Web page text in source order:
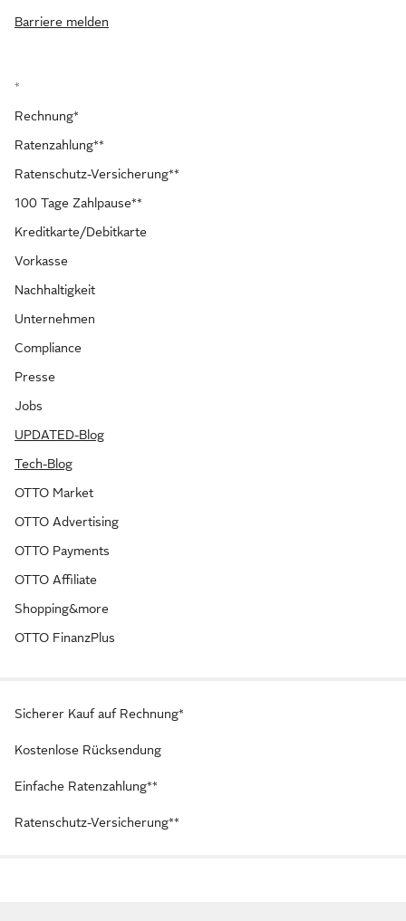
Barriere melden
*
Rechnung*
Ratenzahlung**
Ratenschutz-Versicherung**
100 Tage Zahlpause**
Kreditkarte/Debitkarte
Vorkasse
Nachhaltigkeit
Unternehmen
Compliance
Presse
Jobs
UPDATED-Blog
Tech-Blog
OTTO Market
OTTO Advertising
OTTO Payments
OTTO Affiliate
Shopping&more
OTTO FinanzPlus
Sicherer Kauf auf Rechnung*
Kostenlose Rücksendung
Einfache Ratenzahlung**
Ratenschutz-Versicherung**